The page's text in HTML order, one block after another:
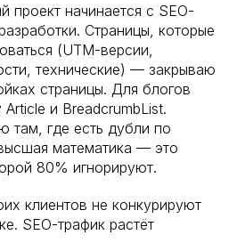
проект начинается с SEO-
Страницы, которые
(UTM-версии,
технические) — закрываю
страницы. Для блогов
и BreadcrumbList.
там, где есть дубли по
математика — это
80% игнорируют.
клиентов не конкурируют
SEO-трафик растёт